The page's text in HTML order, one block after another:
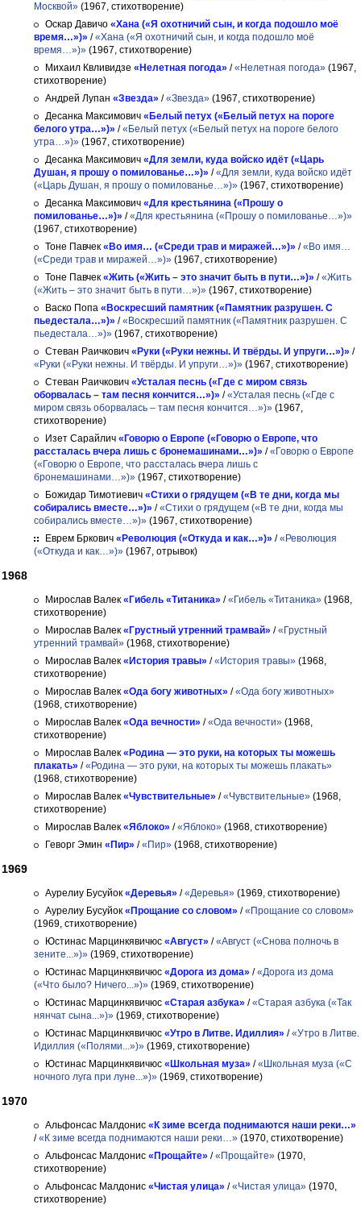
Москвой» (1967, стихотворение)
Оскар Давичо «Хана («Я охотничий сын, и когда подошло моё
время…»)» /«Хана («Я охотничий сын, и когда подошло моё
время…»)» (1967, стихотворение)
Михаил Квливидзе «Нелетная погода» /«Нелетная погода» (1967,
стихотворение)
Андрей Лупан «Звезда» /«Звезда» (1967, стихотворение)
Десанка Максимович «Белый петух («Белый петух на пороге
белого утра…»)» /«Белый петух («Белый петух на пороге белого
утра…»)» (1967, стихотворение)
Десанка Максимович «Для земли, куда войско идёт («Царь
Душан, я прошу о помилованье…»)» /«Для земли, куда войско идёт
(«Царь Душан, я прошу о помилованье…»)» (1967, стихотворение)
Десанка Максимович «Для крестьянина («Прошу о
помилованье…»)» /«Для крестьянина («Прошу о помилованье…»)»
(1967, стихотворение)
Тоне Павчек «Во имя… («Среди трав и миражей…»)» /«Во имя…
(«Среди трав и миражей…»)» (1967, стихотворение)
Тоне Павчек «Жить («Жить – это значит быть в пути…»)» /«Жить
(«Жить – это значит быть в пути…»)» (1967, стихотворение)
Васко Попа «Воскресший памятник («Памятник разрушен. С
пьедестала…»)» /«Воскресший памятник («Памятник разрушен. С
пьедестала…»)» (1967, стихотворение)
Стеван Раичкович «Руки («Руки нежны. И твёрды. И упруги…»)» /
«Руки («Руки нежны. И твёрды. И упруги…»)» (1967, стихотворение)
Стеван Раичкович «Усталая песнь («Где с миром связь
оборвалась – там песня кончится…»)» /«Усталая песнь («Где с
миром связь оборвалась – там песня кончится…»)» (1967,
стихотворение)
Изет Сарайлич «Говорю о Европе («Говорю о Европе, что
рассталась вчера лишь с бронемашинами…»)» /«Говорю о Европе
(«Говорю о Европе, что рассталась вчера лишь с
бронемашинами…»)» (1967, стихотворение)
Божидар Тимотиевич «Стихи о грядущем («В те дни, когда мы
собирались вместе…»)» /«Стихи о грядущем («В те дни, когда мы
собирались вместе…»)» (1967, стихотворение)
Еврем Бркович «Революция («Откуда и как…»)» /«Революция
(«Откуда и как…»)» (1967, отрывок)
1968
Мирослав Валек «Гибель «Титаника» /«Гибель «Титаника» (1968,
стихотворение)
Мирослав Валек «Грустный утренний трамвай» /«Грустный
утренний трамвай» (1968, стихотворение)
Мирослав Валек «История травы» /«История травы» (1968,
стихотворение)
Мирослав Валек «Ода богу животных» /«Ода богу животных»
(1968, стихотворение)
Мирослав Валек «Ода вечности» /«Ода вечности» (1968,
стихотворение)
Мирослав Валек «Родина — это руки, на которых ты можешь
плакать» /«Родина — это руки, на которых ты можешь плакать»
(1968, стихотворение)
Мирослав Валек «Чувствительные» /«Чувствительные» (1968,
стихотворение)
Мирослав Валек «Яблоко» /«Яблоко» (1968, стихотворение)
Геворг Эмин «Пир» /«Пир» (1968, стихотворение)
1969
Аурелиу Бусуйок «Деревья» /«Деревья» (1969, стихотворение)
Аурелиу Бусуйок «Прощание со словом» /«Прощание со словом»
(1969, стихотворение)
Юстинас Марцинкявичюс «Август» /«Август («Снова полночь в
зените...»)» (1969, стихотворение)
Юстинас Марцинкявичюс «Дорога из дома» /«Дорога из дома
(«Что было? Ничего...»)» (1969, стихотворение)
Юстинас Марцинкявичюс «Старая азбука» /«Старая азбука («Так
нянчат сына...»)» (1969, стихотворение)
Юстинас Марцинкявичюс «Утро в Литве. Идиллия» /«Утро в Литве.
Идиллия («Полями...»)» (1969, стихотворение)
Юстинас Марцинкявичюс «Школьная муза» /«Школьная муза («С
ночного луга при луне...»)» (1969, стихотворение)
1970
Альфонсас Малдонис «К зиме всегда поднимаются наши реки…»
/«К зиме всегда поднимаются наши реки…» (1970, стихотворение)
Альфонсас Малдонис «Прощайте» /«Прощайте» (1970,
стихотворение)
Альфонсас Малдонис «Чистая улица» /«Чистая улица» (1970,
стихотворение)